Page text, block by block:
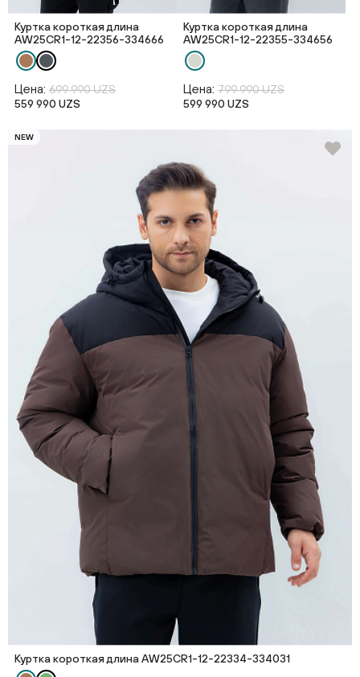
Куртка короткая длина
AW25CR1-12-22356-334666
Цена: 699 990 UZS
559 990 UZS
Куртка короткая длина
AW25CR1-12-22355-334656
Цена: 799 990 UZS
599 990 UZS
NEW
Куртка короткая длина AW25CR1-12-22334-334031